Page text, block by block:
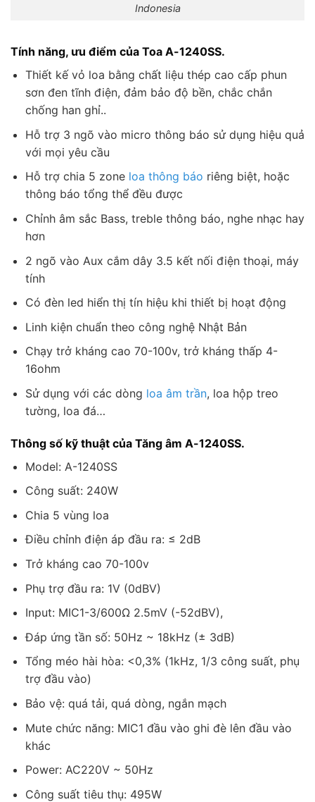
Indonesia
Tính năng, ưu điểm của Toa A-1240SS.
Thiết kế vỏ loa bằng chất liệu thép cao cấp phun
sơn đen tĩnh điện, đảm bảo độ bền, chắc chắn
chống han ghỉ..
Hỗ trợ 3 ngõ vào micro thông báo sử dụng hiệu quả
với mọi yêu cầu
Hỗ trợ chia 5 zone loa thông báo riêng biệt, hoặc
thông báo tổng thể đều được
Chỉnh âm sắc Bass, treble thông báo, nghe nhạc hay
hơn
2 ngõ vào Aux cắm dây 3.5 kết nối điện thoại, máy
tính
Có đèn led hiển thị tín hiệu khi thiết bị hoạt động
Linh kiện chuẩn theo công nghệ Nhật Bản
Chạy trở kháng cao 70-100v, trở kháng thấp 4-
16ohm
Sử dụng với các dòng loa âm trần, loa hộp treo
tường, loa đá…
Thông số kỹ thuật của Tăng âm A-1240SS.
Model: A-1240SS
Công suất: 240W
Chia 5 vùng loa
Điều chỉnh điện áp đầu ra: ≤ 2dB
Trở kháng cao 70-100v
Phụ trợ đầu ra: 1V (0dBV)
Input: MIC1-3/600Ω 2.5mV (-52dBV),
Đáp ứng tần số: 50Hz ~ 18kHz (± 3dB)
Tổng méo hài hòa: <0,3% (1kHz, 1/3 công suất, phụ
trợ đầu vào)
Bảo vệ: quá tải, quá dòng, ngắn mạch
Mute chức năng: MIC1 đầu vào ghi đè lên đầu vào
khác
Power: AC220V ~ 50Hz
Công suất tiêu thụ: 495W